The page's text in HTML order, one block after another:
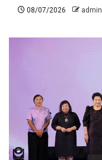
08/07/2026 admin